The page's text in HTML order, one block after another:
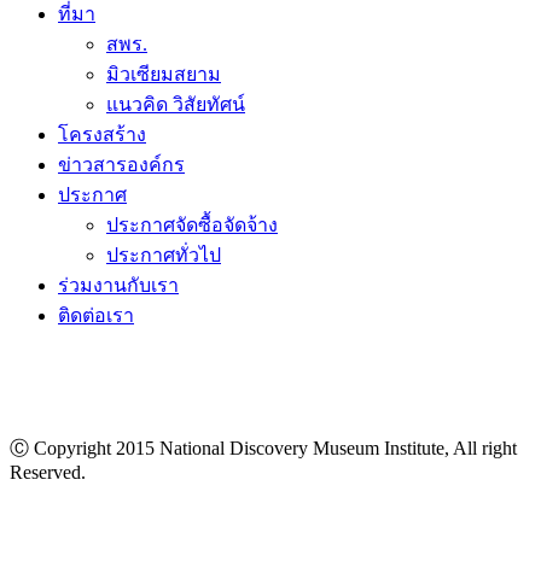
ที่มา
สพร.
มิวเซียมสยาม
แนวคิด วิสัยทัศน์
โครงสร้าง
ข่าวสารองค์กร
ประกาศ
ประกาศจัดซื้อจัดจ้าง
ประกาศทั่วไป
ร่วมงานกับเรา
ติดต่อเรา
Ⓒ Copyright 2015 National Discovery Museum Institute, All right
Reserved.